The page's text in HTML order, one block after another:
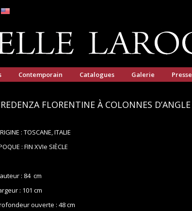
Contemporain Catalogues Galerie Presse
FLORENTINE À COLONNES D’ANGLE
: TOSCANE, ITALIE
: FIN XVIe SIÈCLE
: 84 cm
: 101 cm
ouverte : 48 cm